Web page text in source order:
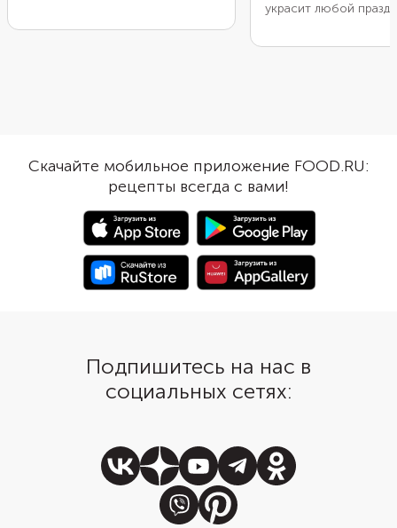
картофелем, шампиньонами и
украсит любой
помидорами,
приготовление не
времени и не
кулинарных навыков.
подчеркнуть вкус
приготовлении
немного сухого
дать мясу
несколько минут.
Скачайте мобильное приложение FOOD.RU:
рецепты всегда с вами!
Подпишитесь на нас в
социальных сетях: